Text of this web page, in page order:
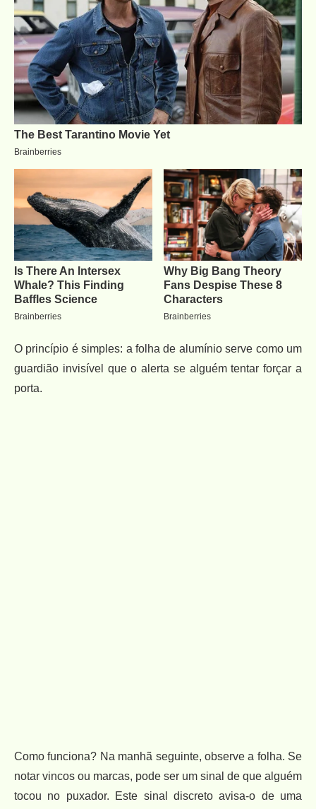
O princípio é simples: a folha de alumínio serve como um
guardião invisível que o alerta se alguém tentar forçar a
porta.
Como funciona? Na manhã seguinte, observe a folha. Se
notar vincos ou marcas, pode ser um sinal de que alguém
tocou no puxador. Este sinal discreto avisa-o de uma